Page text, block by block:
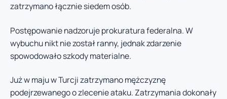
zatrzymano łącznie siedem osób.
Postępowanie nadzoruje prokuratura federalna. W
wybuchu nikt nie został ranny, jednak zdarzenie
spowodowało szkody materialne.
Już w maju w Turcji zatrzymano mężczyznę
podejrzewanego o zlecenie ataku. Zatrzymania dokonały